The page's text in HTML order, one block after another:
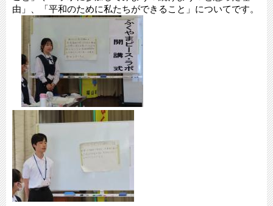
由」、「平和のために私たちができること」についてです。